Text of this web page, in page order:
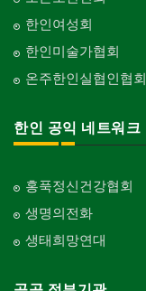
한인여성회
한인미술가협회
온주한인실협인협회
한인 공익 네트워크
홍푹정신건강협회
생명의전화
생태희망연대